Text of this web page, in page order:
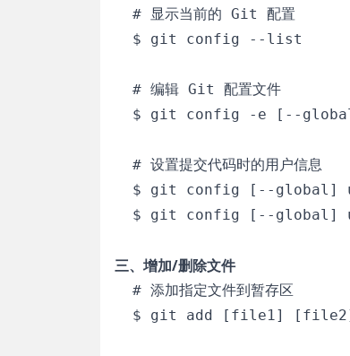
  # 显示当前的 Git 配置
  $ git config --list
  # 编辑 Git 配置文件
$ git config -e [--
  # 设置提交代码时的用户信息
$ git config [--global]
$ git config [--global]
三、增加/删除文件
  # 添加指定文件到暂存区
$ git add [file1]